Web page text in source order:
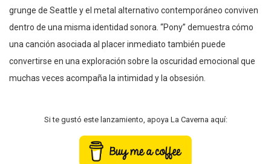
grunge de Seattle y el metal alternativo contemporáneo conviven
dentro de una misma identidad sonora. “Pony” demuestra cómo
una canción asociada al placer inmediato también puede
convertirse en una exploración sobre la oscuridad emocional que
muchas veces acompaña la intimidad y la obsesión.
Si te gustó este lanzamiento, apoya La Caverna aquí: